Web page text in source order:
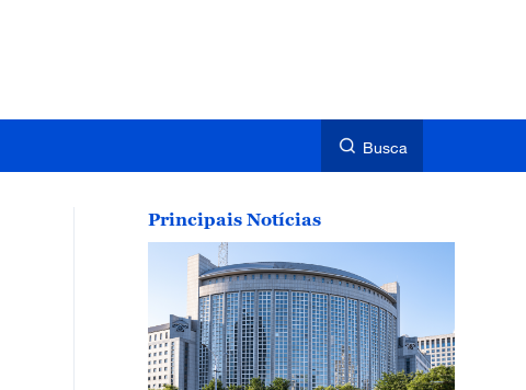
Busca
Principais Notícias